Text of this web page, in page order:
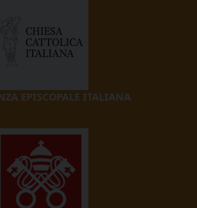
EPISCOPALE ITALIANA